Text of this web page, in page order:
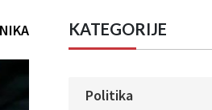
KATEGORIJE
Politika